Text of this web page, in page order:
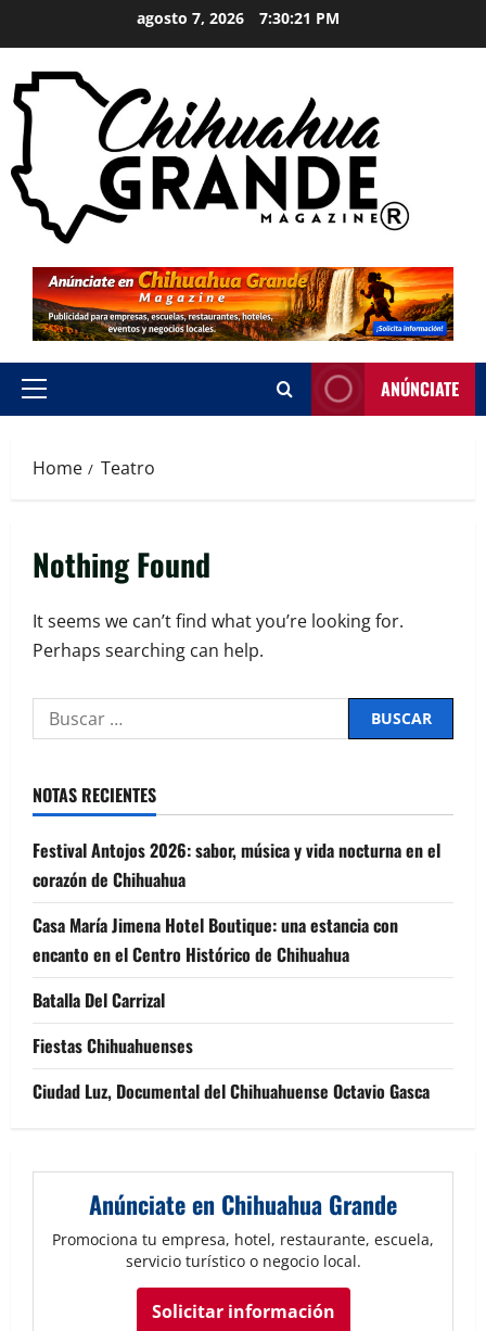
agosto 7, 2026 7:30:22 PM
ANÚNCIATE
Home Teatro
Nothing Found
It seems we can’t find what you’re looking for.
Perhaps searching can help.
NOTAS RECIENTES
Festival Antojos 2026: sabor, música y vida nocturna en el
corazón de Chihuahua
Casa María Jimena Hotel Boutique: una estancia con
encanto en el Centro Histórico de Chihuahua
Batalla Del Carrizal
Fiestas Chihuahuenses
Ciudad Luz, Documental del Chihuahuense Octavio Gasca
Anúnciate en Chihuahua Grande
Promociona tu empresa, hotel, restaurante, escuela,
servicio turístico o negocio local.
Solicitar información